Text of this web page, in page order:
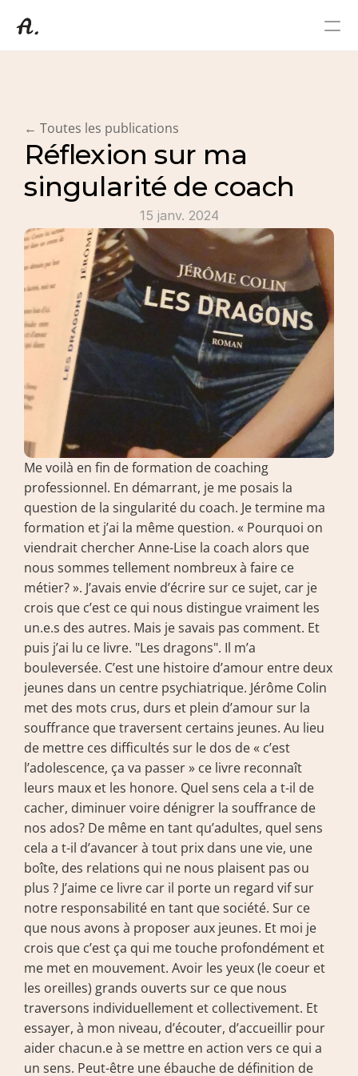
Témoignages
Contact
Blog
← Toutes les publications
Réflexion sur ma
singularité de coach
15 janv. 2024
Me voilà en fin de formation de coaching
professionnel. En démarrant, je me posais la
question de la singularité du coach. Je termine ma
formation et j’ai la même question. « Pourquoi on
viendrait chercher Anne-Lise la coach alors que
nous sommes tellement nombreux à faire ce
métier? ». J’avais envie d’écrire sur ce sujet, car je
crois que c’est ce qui nous distingue vraiment les
un.e.s des autres. Mais je savais pas comment. Et
puis j’ai lu ce livre. "Les dragons". Il m’a
bouleversée. C’est une histoire d’amour entre deux
jeunes dans un centre psychiatrique. Jérôme Colin
met des mots crus, durs et plein d’amour sur la
souffrance que traversent certains jeunes. Au lieu
de mettre ces difficultés sur le dos de « c’est
l’adolescence, ça va passer » ce livre reconnaît
leurs maux et les honore. Quel sens cela a t-il de
cacher, diminuer voire dénigrer la souffrance de
nos ados? De même en tant qu’adultes, quel sens
cela a t-il d’avancer à tout prix dans une vie, une
boîte, des relations qui ne nous plaisent pas ou
plus ? J’aime ce livre car il porte un regard vif sur
notre responsabilité en tant que société. Sur ce
que nous avons à proposer aux jeunes. Et moi je
crois que c’est ça qui me touche profondément et
me met en mouvement. Avoir les yeux (le coeur et
les oreilles) grands ouverts sur ce que nous
traversons individuellement et collectivement. Et
essayer, à mon niveau, d’écouter, d’accueillir pour
aider chacun.e à se mettre en action vers ce qui a
un sens. Peut-être une ébauche de définition de